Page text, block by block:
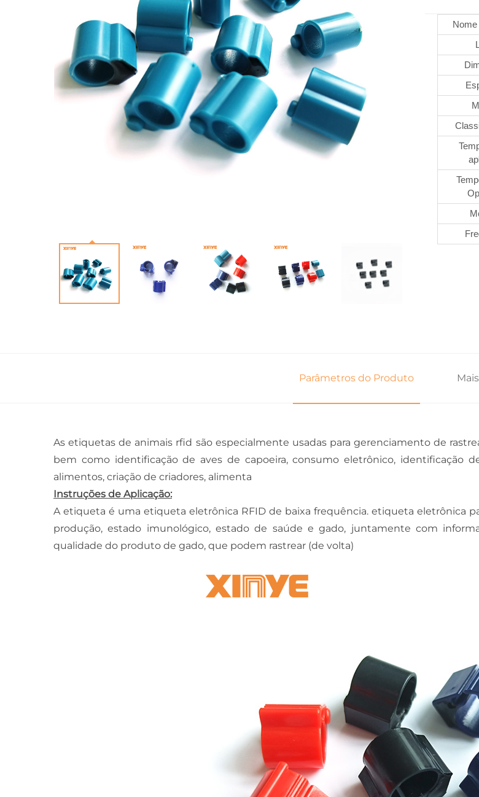
Parâmetros do Produto
As etiquetas de animais rfid são especialmente usadas para gerenciamento de
bem como identificação de aves de capoeira, consumo eletrônico, identificação
alimentos, criação de criadores, alimenta
Instruções de Aplicação:
A etiqueta é uma etiqueta eletrônica RFID de baixa frequência. etiqueta eletrônica
produção, estado imunológico, estado de saúde e gado, juntamente com
qualidade do produto de gado, que podem rastrear (de volta)